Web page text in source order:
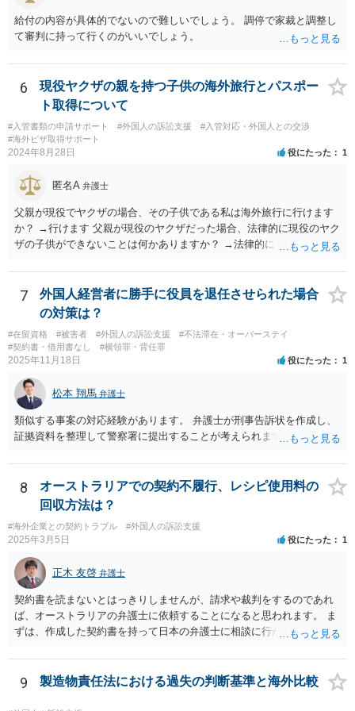
給付の内容が具体的でないので難しいでしょう。 調停で家裁と調整し
て審判に持って行くのがいいでしょう。
6
現役ヤクザの親を持つ子供の海外旅行とパスポー
ト取得について
#入管書類の申請サポート #外国人の訴訟支援
#入管対応・外国人との交渉
#海外ビザ取得サポート
2024年8月28日 役にたった 1
匿名A 弁護士
父親が現役でヤクザの場合、その子供である私は海外旅行に行けます
か？ →行けます 父親が現役のヤクザだった場合、法律的に現役のヤク
ザの子供ができないことは何かありますか？ →法律的に、ということ
7
外国人経営者に勝手に役員を退任させられた場合
の対策は？
#在留資格 #被害者 #外国人の訴訟支援
#不法滞在・オーバーステイ
#契約書・借用書なし
#横領罪・背任罪
2025年11月18日 役にたった 1
松本 翔馬 弁護士
類似する事案の対応経験があります。 弁護士が刑事告訴状を作成し、
証拠資料を整理して警察署に提出することが考えられます。
8
オーストラリアでの契約不履行、レシピ使用料の
回収方法は？
#海外企業との契約トラブル #外国人の訴訟支援
2025年3月5日 役にたった 1
正木 友啓 弁護士
契約書を読まないとはっきりしませんが、請求や裁判をするのであれ
ば、オーストラリアの弁護士に依頼することになると思われます。 ま
ずは、作成した契約書を持って日本の弁護士に相談に行かれて、契約
9 製造物責任法における過失の判断基準と海外比較